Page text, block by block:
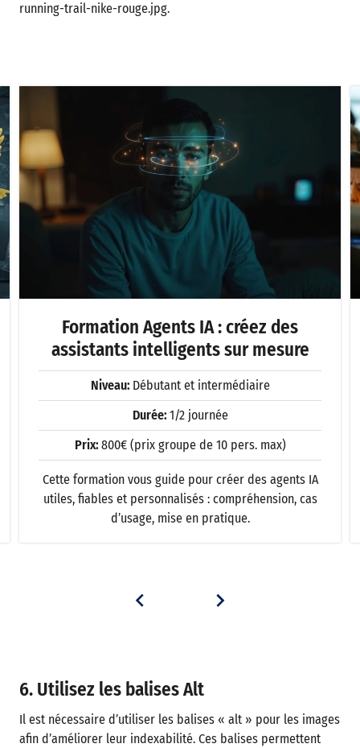
running-trail-nike-rouge.jpg.
Formation Agents IA : créez des
assistants intelligents sur mesure
Niveau: Débutant et intermédiaire
Durée: 1/2 journée
Prix: 800€ (prix groupe de 10 pers. max)
Cette formation vous guide pour créer des agents IA
utiles, fiables et personnalisés : compréhension, cas
d’usage, mise en pratique.
6. Utilisez les balises Alt
Il est nécessaire d’utiliser les balises « alt » pour les images
afin d’améliorer leur indexabilité. Ces balises permettent